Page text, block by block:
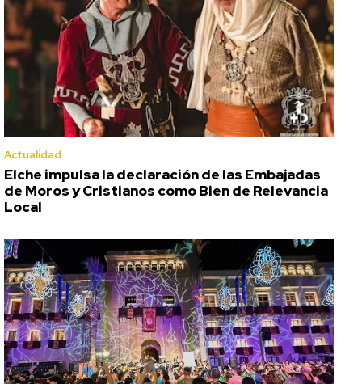
Actualidad
Elche impulsa la declaración de las Embajadas
de Moros y Cristianos como Bien de Relevancia
Local